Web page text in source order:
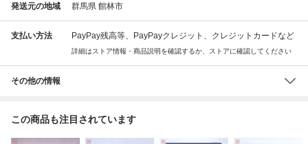
発送元の地域 群馬県 館林市
支払い方法 PayPay残高等、PayPayクレジット、クレジットカードなど
詳細はストア情報・商品説明を確認するか、ストアに確認してください
その他の情報
この商品も注目されています